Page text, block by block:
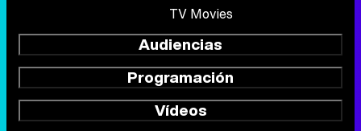
TV Movies
Audiencias
Programación
Vídeos